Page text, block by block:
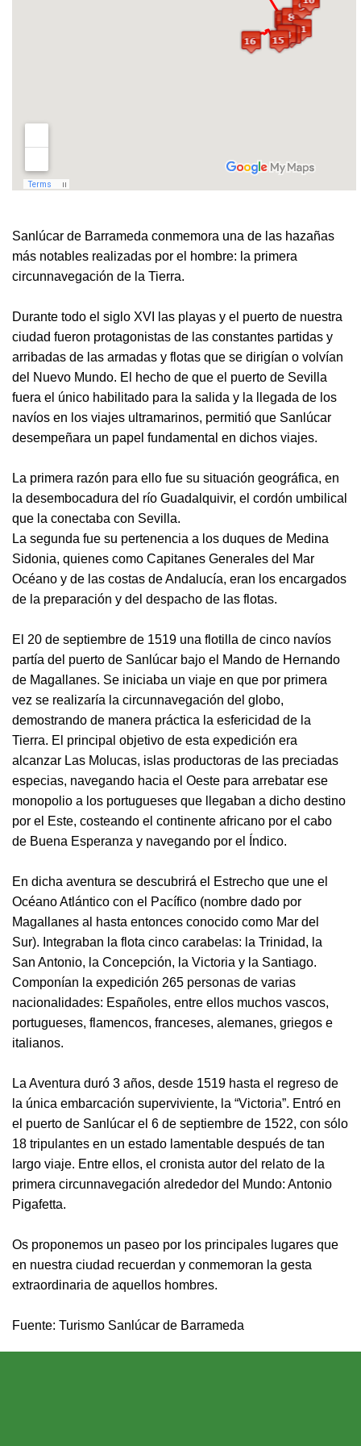
Sanlúcar de Barrameda conmemora una de las hazañas
más notables realizadas por el hombre: la primera
circunnavegación de la Tierra.
Durante todo el siglo XVI las playas y el puerto de nuestra
ciudad fueron protagonistas de las constantes partidas y
arribadas de las armadas y flotas que se dirigían o volvían
del Nuevo Mundo. El hecho de que el puerto de Sevilla
fuera el único habilitado para la salida y la llegada de los
navíos en los viajes ultramarinos, permitió que Sanlúcar
desempeñara un papel fundamental en dichos viajes.
La primera razón para ello fue su situación geográfica, en
la desembocadura del río Guadalquivir, el cordón umbilical
que la conectaba con Sevilla.
La segunda fue su pertenencia a los duques de Medina
Sidonia, quienes como Capitanes Generales del Mar
Océano y de las costas de Andalucía, eran los encargados
de la preparación y del despacho de las flotas.
El 20 de septiembre de 1519 una flotilla de cinco navíos
partía del puerto de Sanlúcar bajo el Mando de Hernando
de Magallanes. Se iniciaba un viaje en que por primera
vez se realizaría la circunnavegación del globo,
demostrando de manera práctica la esfericidad de la
Tierra. El principal objetivo de esta expedición era
alcanzar Las Molucas, islas productoras de las preciadas
especias, navegando hacia el Oeste para arrebatar ese
monopolio a los portugueses que llegaban a dicho destino
por el Este, costeando el continente africano por el cabo
de Buena Esperanza y navegando por el Índico.
En dicha aventura se descubrirá el Estrecho que une el
Océano Atlántico con el Pacífico (nombre dado por
Magallanes al hasta entonces conocido como Mar del
Sur). Integraban la flota cinco carabelas: la Trinidad, la
San Antonio, la Concepción, la Victoria y la Santiago.
Componían la expedición 265 personas de varias
nacionalidades: Españoles, entre ellos muchos vascos,
portugueses, flamencos, franceses, alemanes, griegos e
italianos.
La Aventura duró 3 años, desde 1519 hasta el regreso de
la única embarcación superviviente, la “Victoria”. Entró en
el puerto de Sanlúcar el 6 de septiembre de 1522, con sólo
18 tripulantes en un estado lamentable después de tan
largo viaje. Entre ellos, el cronista autor del relato de la
primera circunnavegación alrededor del Mundo: Antonio
Pigafetta.
Os proponemos un paseo por los principales lugares que
en nuestra ciudad recuerdan y conmemoran la gesta
extraordinaria de aquellos hombres.
Fuente: Turismo Sanlúcar de Barrameda